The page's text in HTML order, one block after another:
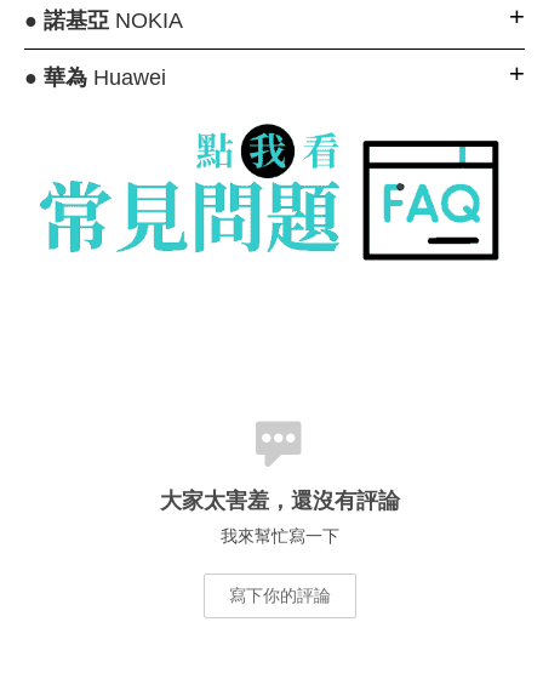
● 諾基亞NOKIA
● 華為Huawei
大家太害羞，還沒有評論
我來幫忙寫一下
寫下你的評論